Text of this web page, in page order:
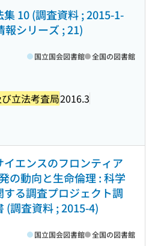
10 (調査資料 ; 2015-1-
報シリーズ ; 21)
立法考査局2016.3
国立国会図書館 全国の図書館
イエンスのフロンティア
の動向と生命倫理 : 科学
する調査プロジェクト調
(調査資料 ; 2015-4)
国立国会図書館 全国の図書館